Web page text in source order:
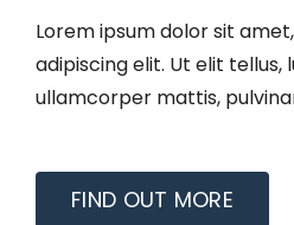
Lorem ipsum dolor sit
adipiscing elit. Ut elit tellus,
ullamcorper mattis,
FIND OUT MORE